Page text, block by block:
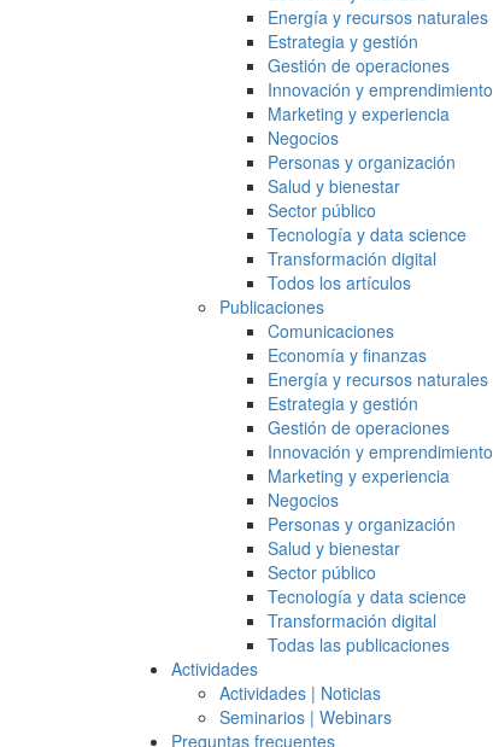
Energía y recursos naturales
Estrategia y gestión
Gestión de operaciones
Innovación y emprendimiento
Marketing y experiencia
Negocios
Personas y organización
Salud y bienestar
Sector público
Tecnología y data science
Transformación digital
Todos los artículos
Publicaciones
Comunicaciones
Economía y finanzas
Energía y recursos naturales
Estrategia y gestión
Gestión de operaciones
Innovación y emprendimiento
Marketing y experiencia
Negocios
Personas y organización
Salud y bienestar
Sector público
Tecnología y data science
Transformación digital
Todas las publicaciones
Actividades
Actividades | Noticias
Seminarios | Webinars
Preguntas frecuentes